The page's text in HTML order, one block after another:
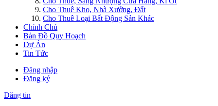
Cho Thuê Kho, Nhà Xưởng, Đất
Cho Thuê Loại Bất Động Sản Khác
Chính Chủ
Bản Đồ Quy Hoạch
Dự Án
Tin Tức
Đăng nhập
Đăng ký
Đăng tin